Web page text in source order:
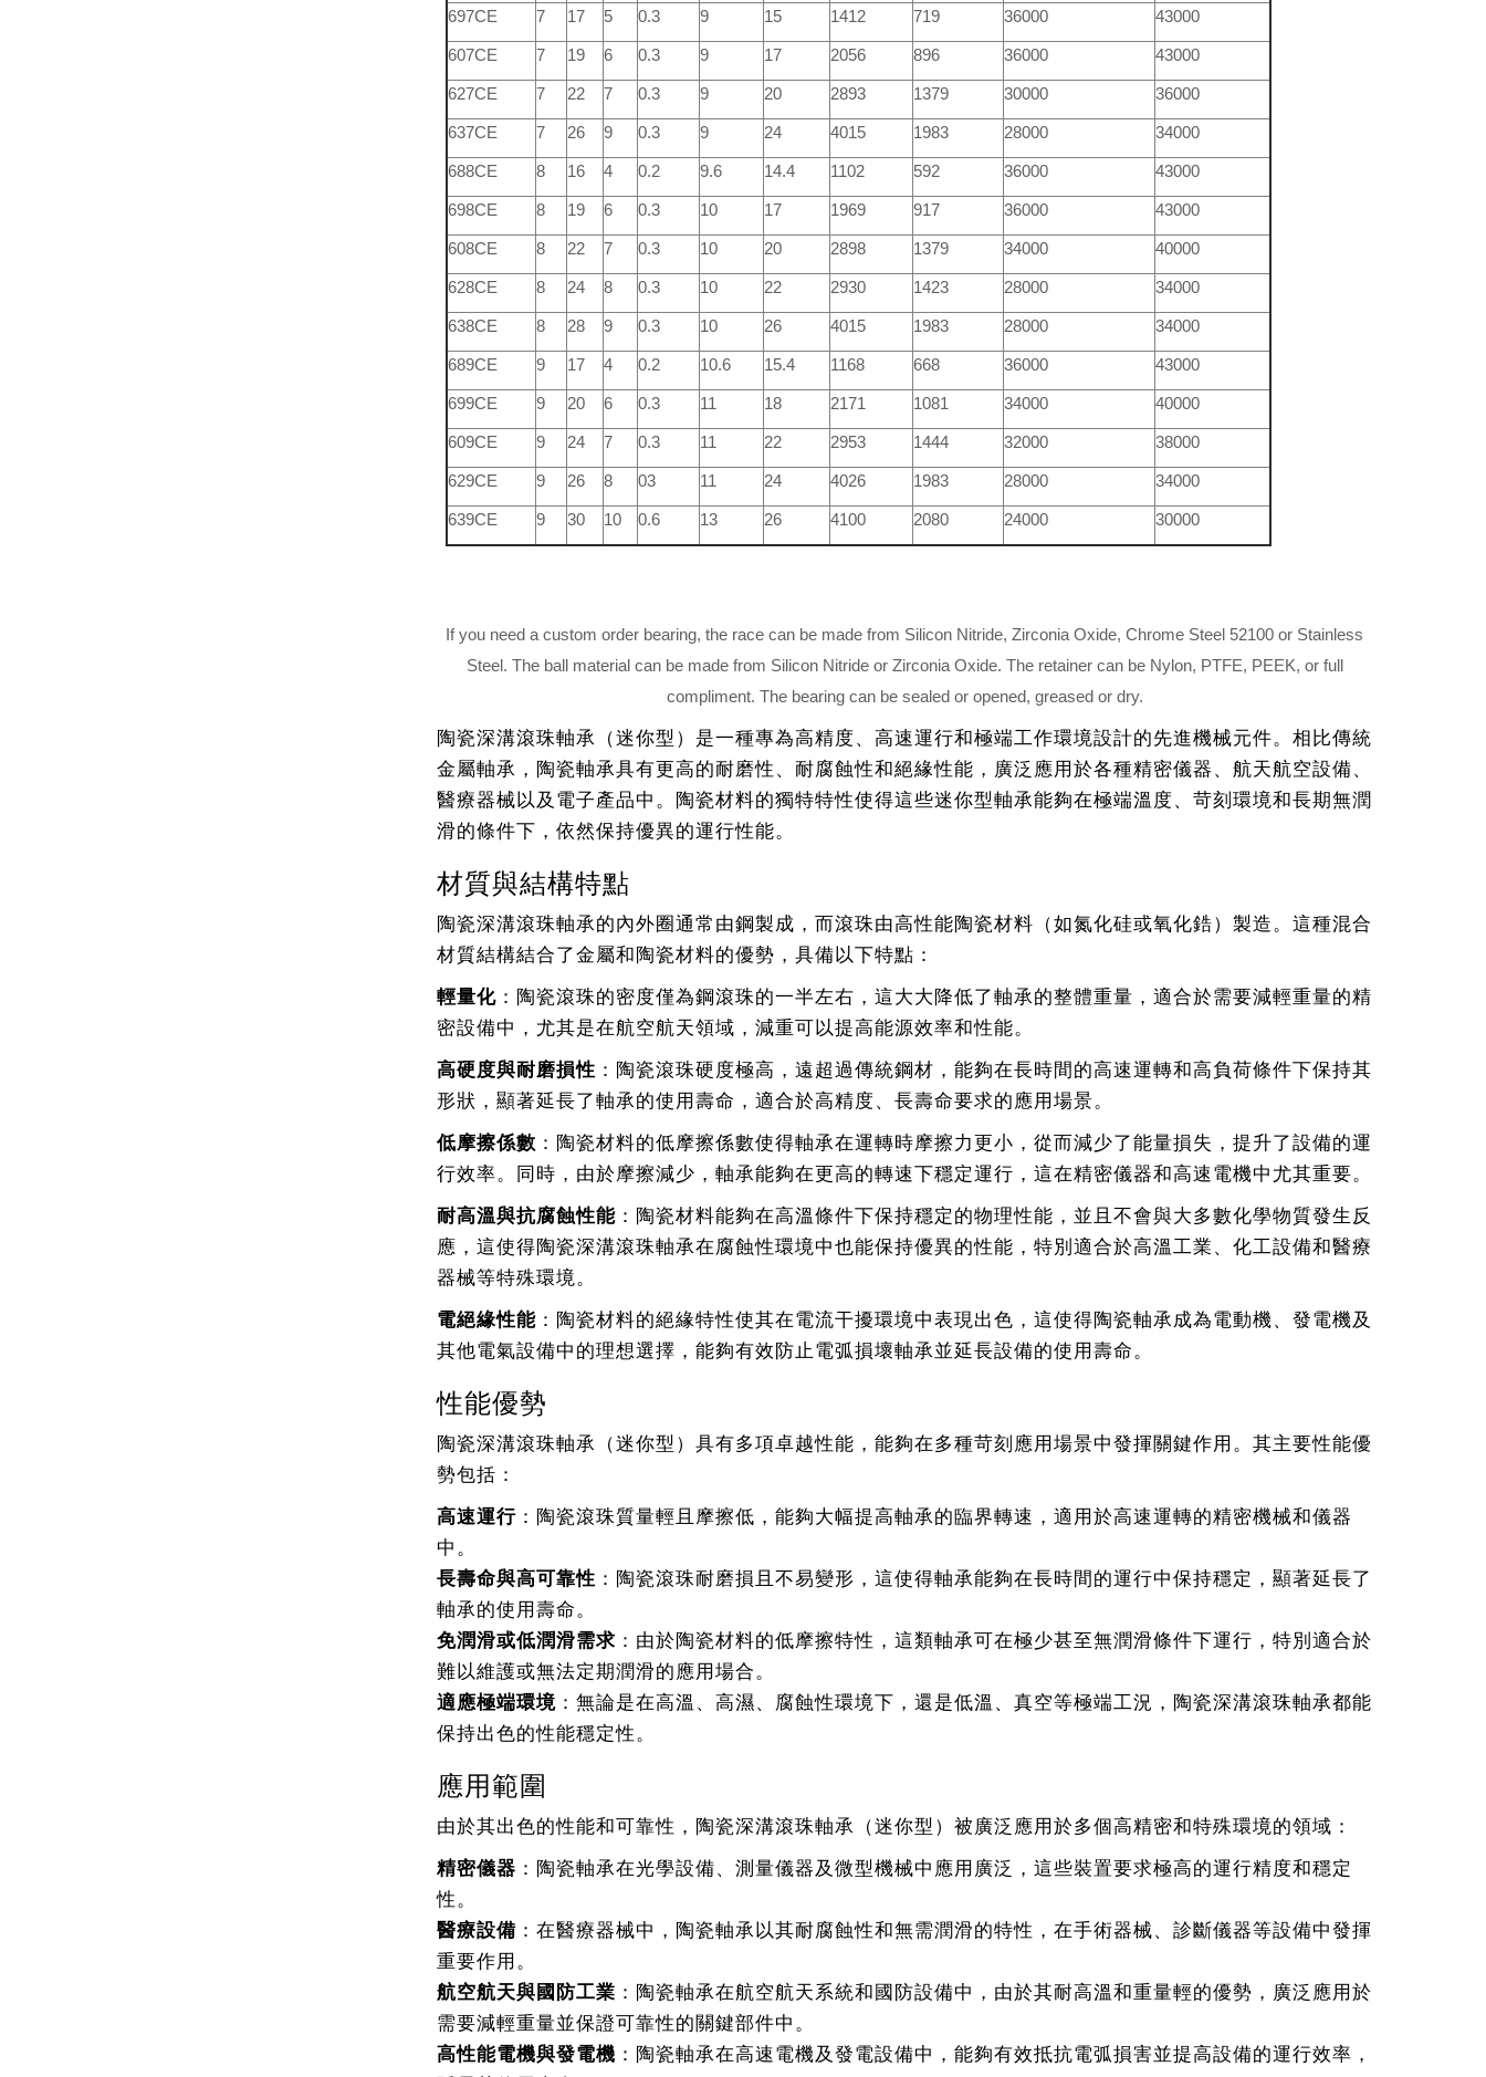
697CE 7 17 5 0.3 9 15 1412 719 36000 43000
607CE 7 19 6 0.3 9 17 2056 896 36000 43000
627CE 7 22 7 0.3 9 20 2893 1379 30000 36000
637CE 7 26 9 0.3 9 24 4015 1983 28000 34000
688CE 8 16 4 0.2 9.6 14.4 1102 592 36000 43000
698CE 8 19 6 0.3 10 17 1969 917 36000 43000
608CE 8 22 7 0.3 10 20 2898 1379 34000 40000
628CE 8 24 8 0.3 10 22 2930 1423 28000 34000
638CE 8 28 9 0.3 10 26 4015 1983 28000 34000
689CE 9 17 4 0.2 10.6 15.4 1168 668 36000 43000
699CE 9 20 6 0.3 11 18 2171 1081 34000 40000
609CE 9 24 7 0.3 11 22 2953 1444 32000 38000
629CE 9 26 8 03 11 24 4026 1983 28000 34000
639CE 9 30 10 0.6 13 26 4100 2080 24000 30000
If you need a custom order bearing, the race can be made from Silicon Nitride, Zirconia Oxide, Chrome Steel 52100 or Stainless
Steel. The ball material can be made from Silicon Nitride or Zirconia Oxide. The retainer can be Nylon, PTFE, PEEK, or full
compliment. The bearing can be sealed or opened, greased or dry.
陶瓷深溝滾珠軸承（迷你型）是一種專為高精度、高速運行和極端工作環境設計的先進機械元件。相比傳統
金屬軸承，陶瓷軸承具有更高的耐磨性、耐腐蝕性和絕緣性能，廣泛應用於各種精密儀器、航天航空設備、
醫療器械以及電子產品中。陶瓷材料的獨特特性使得這些迷你型軸承能夠在極端溫度、苛刻環境和長期無潤
滑的條件下，依然保持優異的運行性能。
材質與結構特點
陶瓷深溝滾珠軸承的內外圈通常由鋼製成，而滾珠由高性能陶瓷材料（如氮化硅或氧化鋯）製造。這種混合
材質結構結合了金屬和陶瓷材料的優勢，具備以下特點：
輕量化：陶瓷滾珠的密度僅為鋼滾珠的一半左右，這大大降低了軸承的整體重量，適合於需要減輕重量的精
密設備中，尤其是在航空航天領域，減重可以提高能源效率和性能。
高硬度與耐磨損性 ：陶瓷滾珠硬度極高，遠超過傳統鋼材，能夠在長時間的高速運轉和高負荷條件下保持其
形狀，顯著延長了軸承的使用壽命，適合於高精度、長壽命要求的應用場景。
低摩擦係數 ：陶瓷材料的低摩擦係數使得軸承在運轉時摩擦力更小，從而減少了能量損失，提升了設備的運
行效率。同時，由於摩擦減少，軸承能夠在更高的轉速下穩定運行，這在精密儀器和高速電機中尤其重要。
耐高溫與抗腐蝕性能：陶瓷材料能夠在高溫條件下保持穩定的物理性能，並且不會與大多數化學物質發生反
應，這使得陶瓷深溝滾珠軸承在腐蝕性環境中也能保持優異的性能，特別適合於高溫工業、化工設備和醫療
器械等特殊環境。
電絕緣性能：陶瓷材料的絕緣特性使其在電流干擾環境中表現出色，這使得陶瓷軸承成為電動機、發電機及
其他電氣設備中的理想選擇，能夠有效防止電弧損壞軸承並延長設備的使用壽命。
性能優勢
陶瓷深溝滾珠軸承（迷你型）具有多項卓越性能，能夠在多種苛刻應用場景中發揮關鍵作用。其主要性能優
勢包括：
高速運行：陶瓷滾珠質量輕且摩擦低，能夠大幅提高軸承的臨界轉速，適用於高速運轉的精密機械和儀器
中。
長壽命與高可靠性 ：陶瓷滾珠耐磨損且不易變形，這使得軸承能夠在長時間的運行中保持穩定，顯著延長了
軸承的使用壽命。
免潤滑或低潤滑需求 ：由於陶瓷材料的低摩擦特性，這類軸承可在極少甚至無潤滑條件下運行，特別適合於
難以維護或無法定期潤滑的應用場合。
適應極端環境：無論是在高溫、高濕、腐蝕性環境下，還是低溫、真空等極端工況，陶瓷深溝滾珠軸承都能
保持出色的性能穩定性。
應用範圍
由於其出色的性能和可靠性，陶瓷深溝滾珠軸承（迷你型）被廣泛應用於多個高精密和特殊環境的領域：
精密儀器 ：陶瓷軸承在光學設備、測量儀器及微型機械中應用廣泛，這些裝置要求極高的運行精度和穩定
性。
醫療設備：在醫療器械中，陶瓷軸承以其耐腐蝕性和無需潤滑的特性，在手術器械、診斷儀器等設備中發揮
重要作用。
航空航天與國防工業 ：陶瓷軸承在航空航天系統和國防設備中，由於其耐高溫和重量輕的優勢，廣泛應用於
需要減輕重量並保證可靠性的關鍵部件中。
高性能電機與發電機 ：陶瓷軸承在高速電機及發電設備中，能夠有效抵抗電弧損害並提高設備的運行效率，